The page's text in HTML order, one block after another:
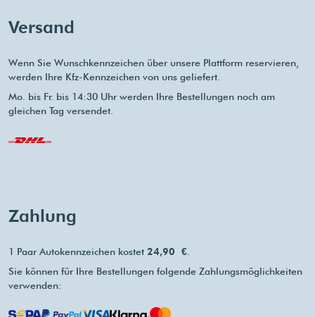
Versand
Wenn Sie Wunschkennzeichen über unsere Plattform reservieren,
werden Ihre Kfz-Kennzeichen von uns geliefert.
Mo. bis Fr. bis 14:30 Uhr werden Ihre Bestellungen noch am
gleichen Tag versendet.
Zahlung
1 Paar Autokennzeichen kostet 24,90 €
Sie können für Ihre Bestellungen folgende Zahlungsmöglichkeiten
verwenden: